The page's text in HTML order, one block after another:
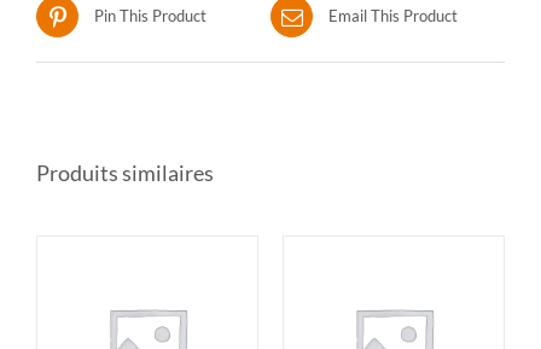
Pin This Product Email This Product
Produits similaires
AJOUTER AU PANIER